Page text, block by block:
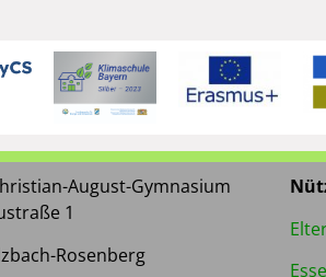
August-Gymnasium
1
Rosenberg